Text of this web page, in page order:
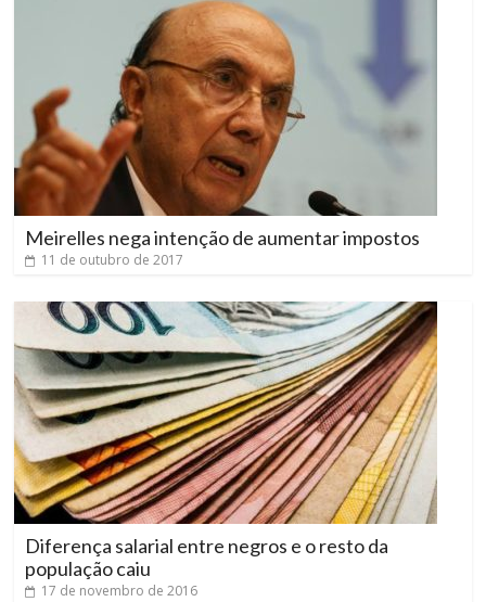
Meirelles nega intenção de aumentar impostos
11 de outubro de 2017
Diferença salarial entre negros e o resto da
população caiu
17 de novembro de 2016